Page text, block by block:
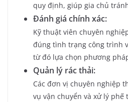
quy định, giúp gia chủ
Đánh giá chính xác:
Kỹ thuật viên chuyên
đúng tình trạng công trình
từ đó lựa chọn phương
Quản lý rác thải:
Các đơn vị chuyên nghiệp
vụ vận chuyển và xử lý phế